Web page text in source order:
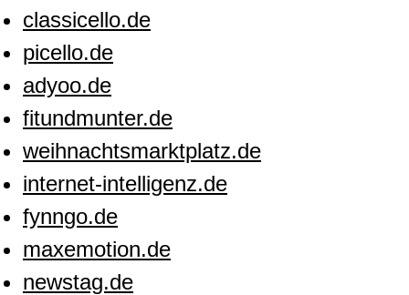
classicello.de
picello.de
adyoo.de
fitundmunter.de
weihnachtsmarktplatz.de
internet-intelligenz.de
fynngo.de
maxemotion.de
newstag.de